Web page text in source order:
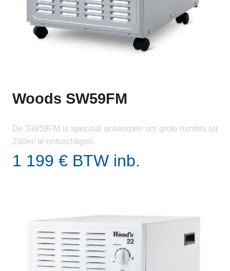
Woods SW59FM
De SW59FM is speciaal ontworpen om grote ruimtes tot
230m² te ontvochtigen.
1 199 € BTW inb.